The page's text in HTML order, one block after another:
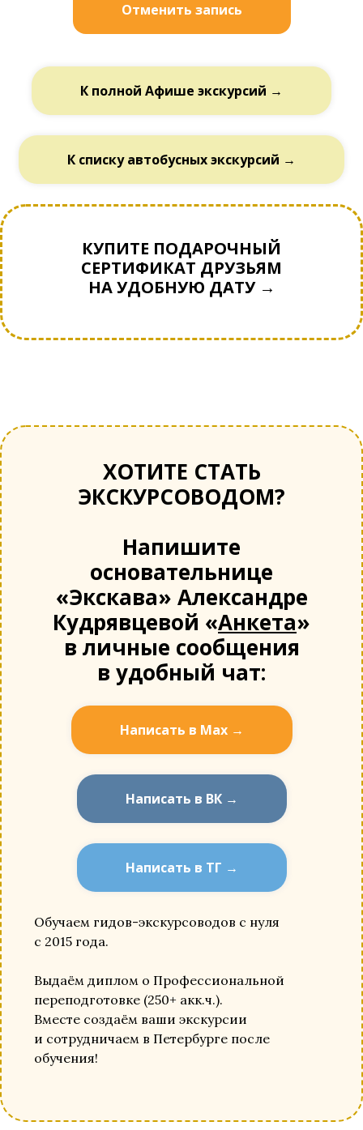
Отменить запись
К полной Афише экскурсий →
К списку автобусных экскурсий →
КУПИТЕ ПОДАРОЧНЫЙ
СЕРТИФИКАТ ДРУЗЬЯМ
НА УДОБНУЮ ДАТУ →
ХОТИТЕ СТАТЬ
ЭКСКУРСОВОДОМ?
Напишите
основательнице
«Экскава» Александре
Кудрявцевой «Анкета»
в личные сообщения
в удобный чат:
Написать в Мах →
Написать в ВК →
Написать в ТГ →
Обучаем гидов-экскурсоводов с нуля
с 2015 года.
Выдаём диплом о Профессиональной
переподготовке (250+ акк.ч.).
Вместе создаём ваши экскурсии
и сотрудничаем в Петербурге после
обучения!